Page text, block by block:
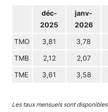
déc-
2025
janv-
2026
TMO 3,81 3,78
TMB 2,12 2,07
TME 3,61 3,58
Les taux mensuels sont